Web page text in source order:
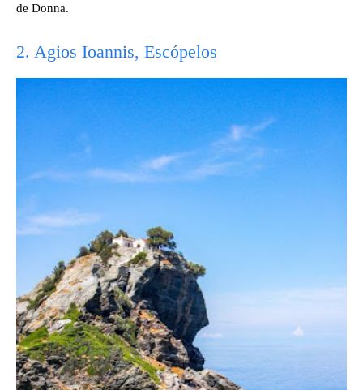
de Donna.
2. Agios Ioannis, Escópelos